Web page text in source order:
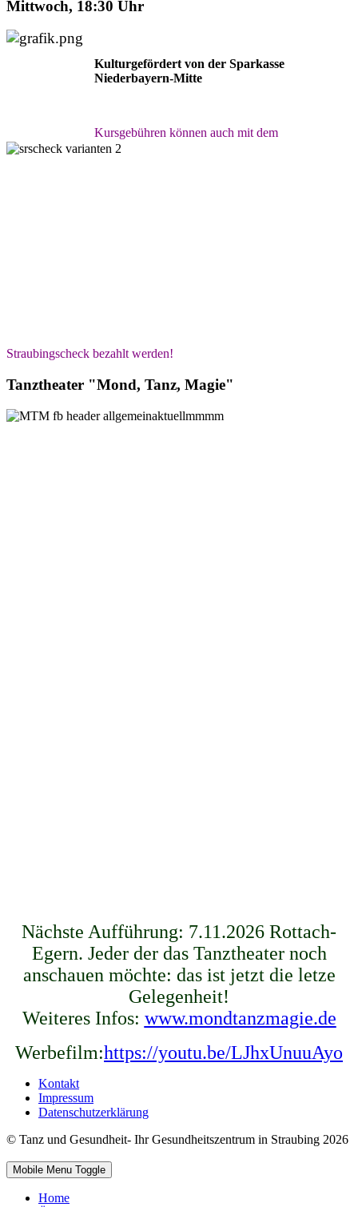
Mittwoch, 18:30 Uhr
Kulturgefördert von der Sparkasse
Niederbayern-Mitte
Kursgebühren können auch mit dem
Straubingscheck bezahlt werden!
Tanztheater "Mond, Tanz, Magie"
Nächste Aufführung: 7.11.2026 Rottach-
Egern. Jeder der das Tanztheater noch
anschauen möchte: das ist jetzt die letze
Gelegenheit!
Weiteres Infos: www.mondtanzmagie.de
Werbefilm:https://youtu.be/LJhxUnuuAyo
Kontakt
Impressum
Datenschutzerklärung
© Tanz und Gesundheit- Ihr Gesundheitszentrum in Straubing 2026
Mobile Menu Toggle
Home